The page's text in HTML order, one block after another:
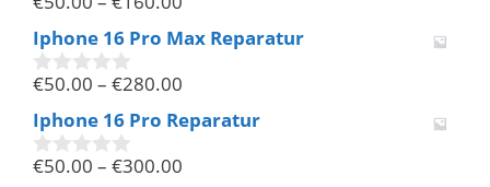
0
o
n
5
Iphone 16 Pro Max Reparatur
0
o
n
5
€50.00 – €280.00
Iphone 16 Pro Reparatur
0
€50.00 – €300.00